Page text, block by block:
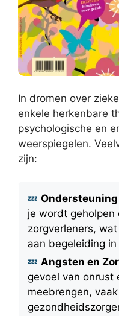
In dromen over
enkele herkenbare
psychologische en
weerspiegelen.
zijn:
Ondersteuning
je wordt
zorgverleners,
aan begeleiding in
Angsten en
gevoel van onrust
meebrengen,